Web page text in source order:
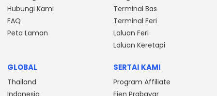
Hubungi Kami
FAQ
Peta Laman
Terminal Bas
Terminal Feri
Laluan Feri
Laluan Keretapi
GLOBAL
Thailand
Indonesia
SERTAI KAMI
Program Affiliate
Ejen Prabayar